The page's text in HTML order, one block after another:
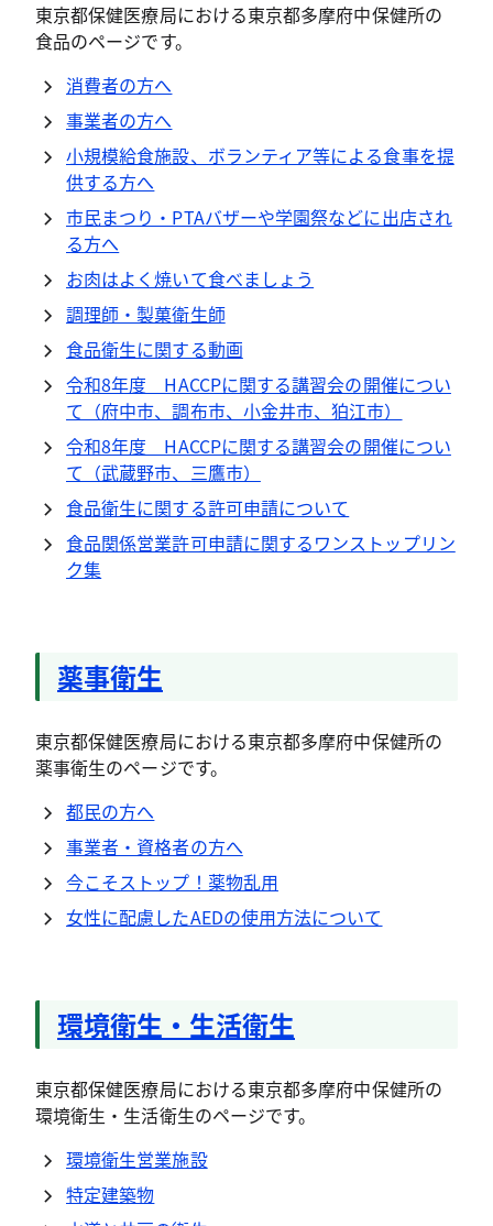
東京都保健医療局における東京都多摩府中保健所の
食品のページです。
消費者の方へ
事業者の方へ
小規模給食施設、ボランティア等による食事を提
供する方へ
市民まつり・PTAバザーや学園祭などに出店され
る方へ
お肉はよく焼いて食べましょう
調理師・製菓衛生師
食品衛生に関する動画
令和8年度 HACCPに関する講習会の開催につい
て（府中市、調布市、小金井市、狛江市）
令和8年度 HACCPに関する講習会の開催につい
て（武蔵野市、三鷹市）
食品衛生に関する許可申請について
食品関係営業許可申請に関するワンストップリン
ク集
薬事衛生
東京都保健医療局における東京都多摩府中保健所の
薬事衛生のページです。
都民の方へ
事業者・資格者の方へ
今こそストップ！薬物乱用
女性に配慮したAEDの使用方法について
環境衛生・生活衛生
東京都保健医療局における東京都多摩府中保健所の
環境衛生・生活衛生のページです。
環境衛生営業施設
特定建築物